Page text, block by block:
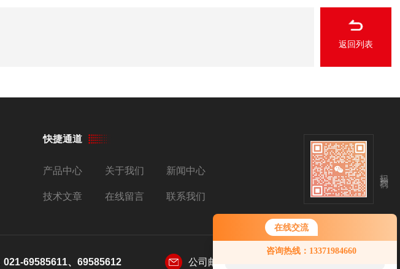
在线交流
咨询热线：13371984660
您好！欢迎前来咨询，很高兴为您
服务，请问您要咨询什么问题呢？
返回列表
快捷通道
产品中心 关于我们 新闻中心
技术文章 在线留言 联系我们
021-69585611、69585612 公司邮箱：